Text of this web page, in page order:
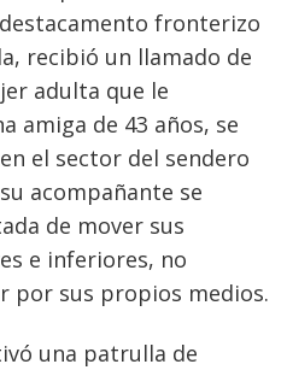
fronterizo
recibió un llamado de
adulta que le
amiga de 43 años, se
el sector del sendero
acompañante se
de mover sus
e inferiores, no
por sus propios medios.
una patrulla de